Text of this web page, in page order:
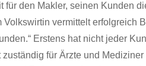
für den Mak­ler, seinen Kun­den
ver­mit­telt erfol­gre­ich
Erstens hat nicht jed­er
für Ärzte und